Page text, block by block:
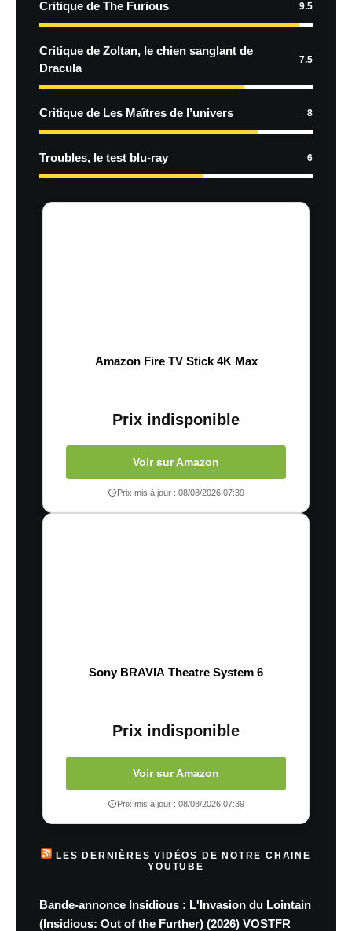
Critique de The Furious 9.5
Critique de Zoltan, le chien sanglant de
Dracula
7.5
Critique de Les Maîtres de l’univers 8
Troubles, le test blu-ray 6
Amazon Fire TV Stick 4K Max
Prix indisponible
Voir sur Amazon
Prix mis à jour : 08/08/2026 07:39
Sony BRAVIA Theatre System 6
Prix indisponible
Voir sur Amazon
Prix mis à jour : 08/08/2026 07:39
LES DERNIÈRES VIDÉOS DE NOTRE CHAINE
YOUTUBE
Bande-annonce Insidious : L'Invasion du Lointain
(Insidious: Out of the Further) (2026) VOSTFR